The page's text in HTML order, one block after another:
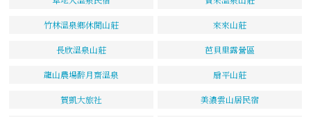
竹林溫泉鄉休閒山莊 來來山莊
長欣溫泉山莊 芭貝里露營區
龍山農場醉月齋溫泉 扇平山莊
賀凱大旅社 美濃雲山居民宿